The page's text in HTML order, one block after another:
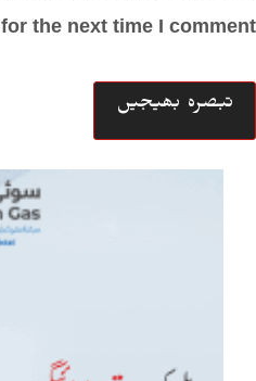
for the next time I comment.